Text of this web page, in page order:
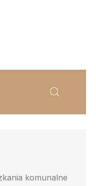
komunalne